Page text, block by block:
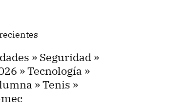
» Seguridad»
»Tecnología »
»Tenis »